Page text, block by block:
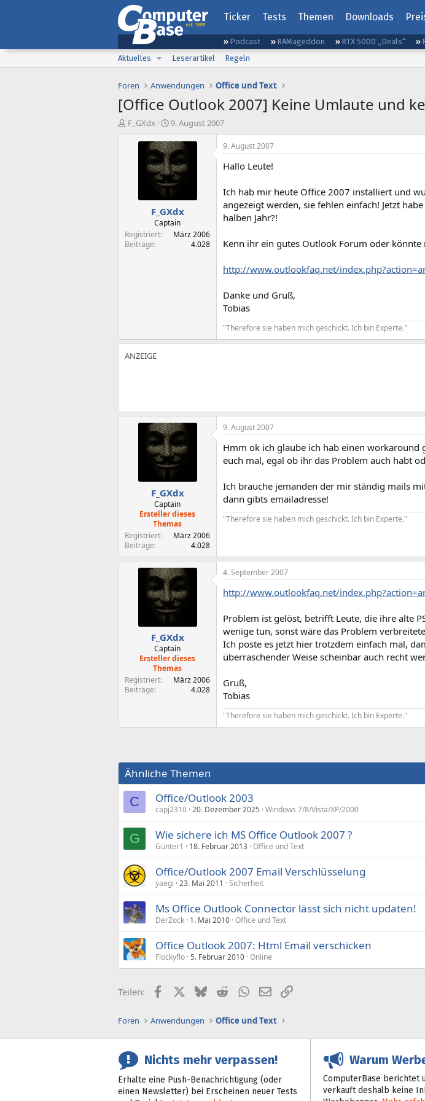
Ticker Tests Themen Downloads
Podcast RAMageddon RTX 5000 „Deals“
Aktuelles
Leserartikel Regeln
Foren Anwendungen Office und Text
[Office Outlook 2007] Keine Umlaute und
E
F_GXdx
E
s
t
e
l
l
t
a
m
9. August 2007
F_GXdx
Captain
Registriert
März 2006
Beiträge
4.028
9. August 2007
Hallo Leute!
Ich hab mir heute Office 2007 installiert und
angezeigt werden, sie fehlen einfach! Jetzt
halben Jahr?!
Kenn ihr ein gutes Outlook Forum oder
http://www.outlookfaq.net/
Danke und Gruß,
Tobias
"Therefore sie haben mich geschickt. Ich bin Experte."
F_GXdx
Captain
Ersteller dieses
Themas
Registriert
März 2006
Beiträge
4.028
9. August 2007
Hmm ok ich glaube ich hab einen
euch mal, egal ob ihr das Problem auch habt
Ich brauche jemanden der mir ständig mails
dann gibts emailadresse!
"Therefore sie haben mich geschickt. Ich bin Experte."
F_GXdx
Captain
Ersteller dieses
Themas
Registriert
März 2006
Beiträge
4.028
4. September 2007
http://www.outlookfaq.net/
Problem ist gelöst, betrifft Leute, die ihre alte
wenige tun, sonst wäre das Problem
Ich poste es jetzt hier trotzdem einfach mal,
überraschender Weise scheinbar auch recht
Gruß,
Tobias
"Therefore sie haben mich geschickt. Ich bin Experte."
Ähnliche Themen
C Office/Outlook 2003
capj2310 20. Dezember 2025 Windows 7/8/Vista/XP/2000
G Wie sichere ich MS Office Outlook 2007 ?
Günter1 18. Februar 2013 Office und Text
Office/Outlook 2007 Email Verschlüsselung
yaegi 23. Mai 2011 Sicherheit
Ms Office Outlook Connector lässt sich nicht updaten!
DerZock 1. Mai 2010 Office und Text
Office Outlook 2007: Html Email verschicken
Flockyflo 5. Februar 2010 Online
Teilen: FacebookX (Twitter)
BlueskyRedditWhatsApp
E-MailLink
Foren Anwendungen Office und Text
Nichts mehr verpassen!
Erhalte eine Push-Benachrichtigung (oder
einen Newsletter) bei Erscheinen neuer Tests
Warum
ComputerBase berichtet
verkauft deshalb keine